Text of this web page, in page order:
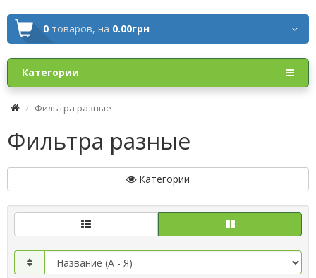
0 товаров, на 0.00грн
Категории
Фильтра разные
Фильтра разные
Категории